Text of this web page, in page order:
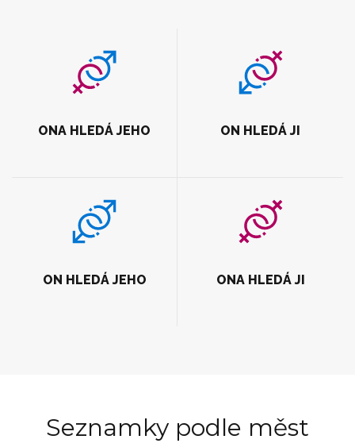
ONA HLEDÁ JEHO ON HLEDÁ JI
ON HLEDÁ JEHO ONA HLEDÁ JI
Seznamky podle měst